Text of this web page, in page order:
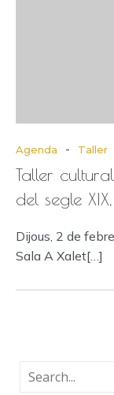
Agenda - Taller
Taller
del segle
Dijous, 2 de
Sala A Xalet[…]